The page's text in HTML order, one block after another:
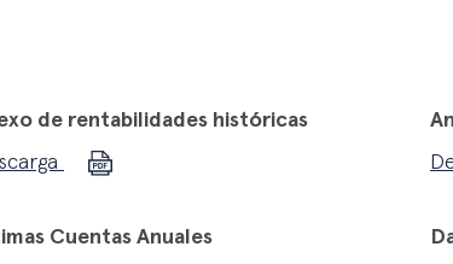
de rentabilidades históricas
Cuentas Anuales